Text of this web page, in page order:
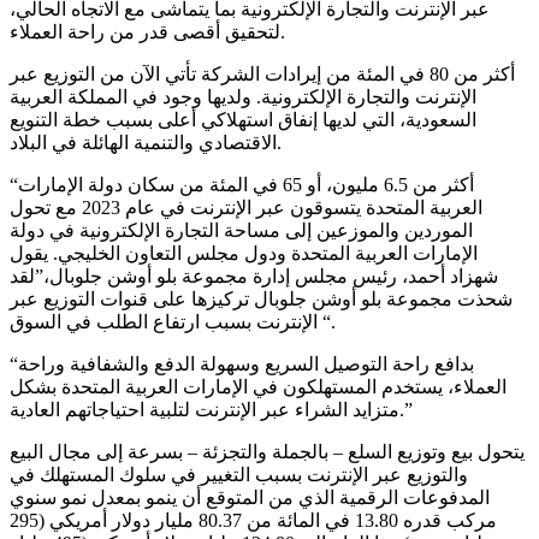
عبر الإنترنت والتجارة الإلكترونية بما يتماشى مع الاتجاه الحالي،
لتحقيق أقصى قدر من راحة العملاء.
أكثر من 80 في المئة من إيرادات الشركة تأتي الآن من التوزيع عبر
الإنترنت والتجارة الإلكترونية. ولديها وجود في المملكة العربية
السعودية، التي لديها إنفاق استهلاكي أعلى بسبب خطة التنويع
الاقتصادي والتنمية الهائلة في البلاد.
“أكثر من 6.5 مليون، أو 65 في المئة من سكان دولة الإمارات
العربية المتحدة يتسوقون عبر الإنترنت في عام 2023 مع تحول
الموردين والموزعين إلى مساحة التجارة الإلكترونية في دولة
الإمارات العربية المتحدة ودول مجلس التعاون الخليجي. يقول
شهزاد أحمد، رئيس مجلس إدارة مجموعة بلو أوشن جلوبال،”لقد
شحذت مجموعة بلو أوشن جلوبال تركيزها على قنوات التوزيع عبر
الإنترنت بسبب ارتفاع الطلب في السوق “.
“بدافع راحة التوصيل السريع وسهولة الدفع والشفافية وراحة
العملاء، يستخدم المستهلكون في الإمارات العربية المتحدة بشكل
متزايد الشراء عبر الإنترنت لتلبية احتياجاتهم العادية.”
يتحول بيع وتوزيع السلع – بالجملة والتجزئة – بسرعة إلى مجال البيع
والتوزيع عبر الإنترنت بسبب التغيير في سلوك المستهلك في
المدفوعات الرقمية الذي من المتوقع أن ينمو بمعدل نمو سنوي
مركب قدره 13.80 في المائة من 80.37 مليار دولار أمريكي (295